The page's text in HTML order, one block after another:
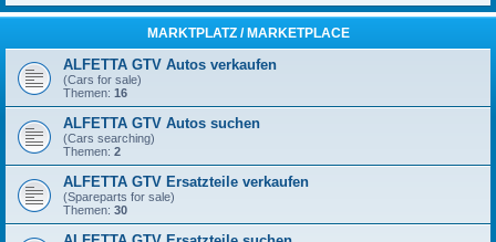
MARKTPLATZ / MARKETPLACE
ALFETTA GTV Autos verkaufen
(Cars for sale)
Themen: 16
ALFETTA GTV Autos suchen
(Cars searching)
Themen: 2
ALFETTA GTV Ersatzteile verkaufen
(Spareparts for sale)
Themen: 30